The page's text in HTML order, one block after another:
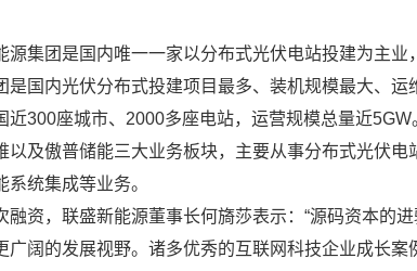
源集团是国内唯一一家以分布式光伏电站投建为主业
是国内光伏分布式投建项目最多、装机规模最大、运
近300座城市、2000多座电站，运营规模总量近
以及傲普储能三大业务板块，主要从事分布式光伏电
系统集成等业务。
融资，联盛新能源董事长何旖莎表示：“源码资本的
广阔的发展视野。诸多优秀的互联网科技企业成长案
* 公司名称
联系人
*联系电话